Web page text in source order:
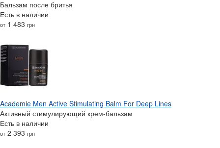
Бальзам после бритья
Есть в наличии
от 1 483 грн
Academie Men Active Stimulating Balm For Deep Lines
Активный стимулирующий крем-бальзам
Есть в наличии
от 2 393 грн